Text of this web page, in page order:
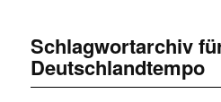
Schlagwortarchiv
Deutschlandtempo